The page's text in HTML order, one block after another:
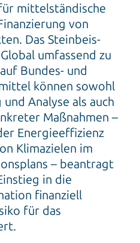
mittelständische
von
Das Steinbeis-
umfassend zu
Bundes- und
können sowohl
Analyse als auch
Maßnahmen –
Energieeffizienz
Klimazielen im
– beantragt
in die
finanziell
für das